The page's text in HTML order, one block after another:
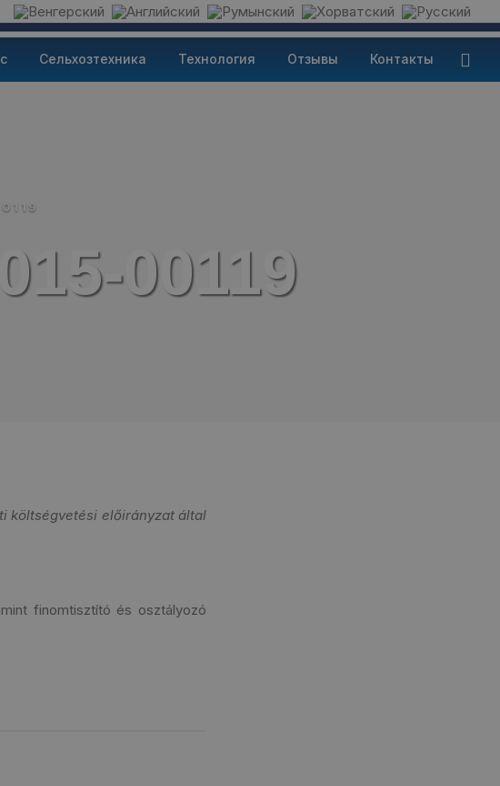
Сельхозтехника Технология Отзывы Контакты
00119
költségvetési előirányzat által
finomtisztító és osztályozó